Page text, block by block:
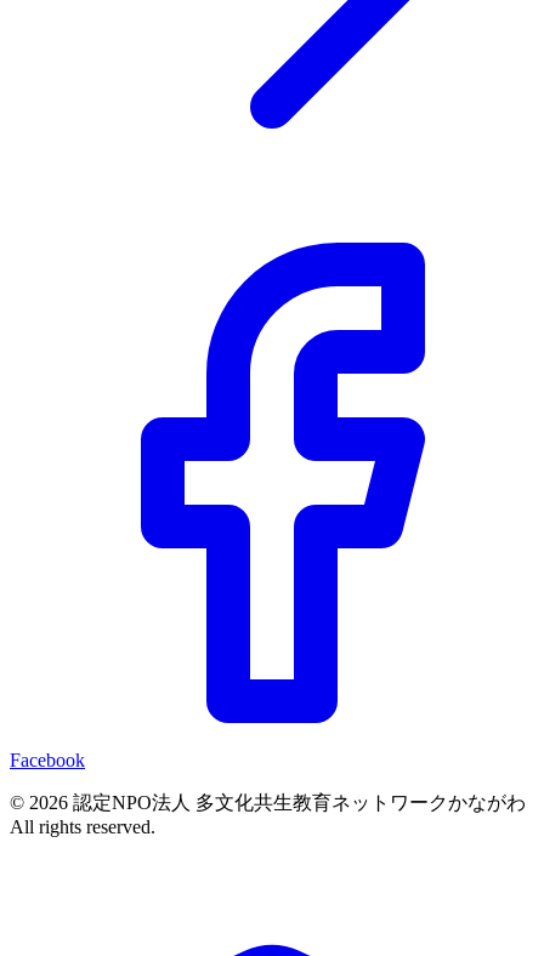
Facebook
© 2026 認定NPO法人 多文化共生教育ネットワークかながわ
All rights reserved.